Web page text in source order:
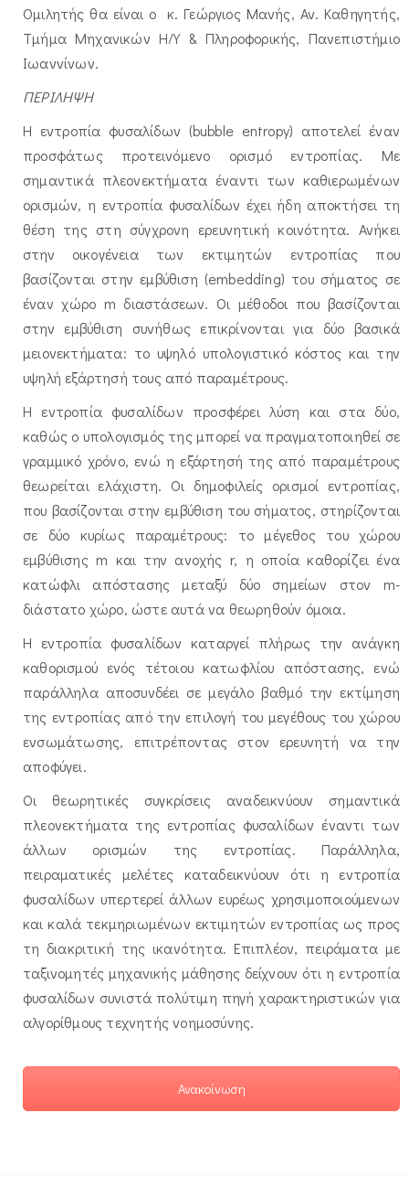
Ομιλητής θα είναι ο κ. Γεώργιος Μανής, Αν. Καθηγητής,
Τμήμα Μηχανικών Η/Υ & Πληροφορικής, Πανεπιστήμιο
Ιωαννίνων.
ΠΕΡΙΛΗΨΗ
Η εντροπία φυσαλίδων (bubble entropy) αποτελεί έναν
προσφάτως προτεινόμενο ορισμό εντροπίας. Με
σημαντικά πλεονεκτήματα έναντι των καθιερωμένων
ορισμών, η εντροπία φυσαλίδων έχει ήδη αποκτήσει τη
θέση της στη σύγχρονη ερευνητική κοινότητα. Ανήκει
στην οικογένεια των εκτιμητών εντροπίας που
βασίζονται στην εμβύθιση (embedding) του σήματος σε
έναν χώρο m διαστάσεων. Οι μέθοδοι που βασίζονται
στην εμβύθιση συνήθως επικρίνονται για δύο βασικά
μειονεκτήματα: το υψηλό υπολογιστικό κόστος και την
υψηλή εξάρτησή τους από παραμέτρους.
Η εντροπία φυσαλίδων προσφέρει λύση και στα δύο,
καθώς ο υπολογισμός της μπορεί να πραγματοποιηθεί σε
γραμμικό χρόνο, ενώ η εξάρτησή της από παραμέτρους
θεωρείται ελάχιστη. Οι δημοφιλείς ορισμοί εντροπίας,
που βασίζονται στην εμβύθιση του σήματος, στηρίζονται
σε δύο κυρίως παραμέτρους: το μέγεθος του χώρου
εμβύθισης m και την ανοχής r, η οποία καθορίζει ένα
κατώφλι απόστασης μεταξύ δύο σημείων στον m-
διάστατο χώρο, ώστε αυτά να θεωρηθούν όμοια.
Η εντροπία φυσαλίδων καταργεί πλήρως την ανάγκη
καθορισμού ενός τέτοιου κατωφλίου απόστασης, ενώ
παράλληλα αποσυνδέει σε μεγάλο βαθμό την εκτίμηση
της εντροπίας από την επιλογή του μεγέθους του χώρου
ενσωμάτωσης, επιτρέποντας στον ερευνητή να την
αποφύγει.
Οι θεωρητικές συγκρίσεις αναδεικνύουν σημαντικά
πλεονεκτήματα της εντροπίας φυσαλίδων έναντι των
άλλων ορισμών της εντροπίας. Παράλληλα,
πειραματικές μελέτες καταδεικνύουν ότι η εντροπία
φυσαλίδων υπερτερεί άλλων ευρέως χρησιμοποιούμενων
και καλά τεκμηριωμένων εκτιμητών εντροπίας ως προς
τη διακριτική της ικανότητα. Επιπλέον, πειράματα με
ταξινομητές μηχανικής μάθησης δείχνουν ότι η εντροπία
φυσαλίδων συνιστά πολύτιμη πηγή χαρακτηριστικών για
αλγορίθμους τεχνητής νοημοσύνης.
Ανακοίνωση